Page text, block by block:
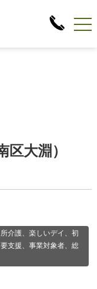
区大淵）
介護、楽しいデイ、初
支援、事業対象者、総